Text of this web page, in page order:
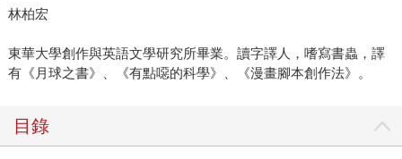
林柏宏
東華大學創作與英語文學研究所畢業。讀字譯人，嗜寫書蟲，譯
有《月球之書》、《有點噁的科學》、《漫畫腳本創作法》。
目錄